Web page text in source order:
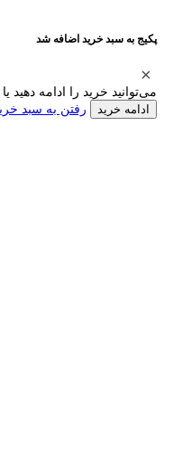
پکیج به سبد خرید اضافه شد
می‌توانید خرید را ادامه دهید
ادامه خرید رفتن به سبد